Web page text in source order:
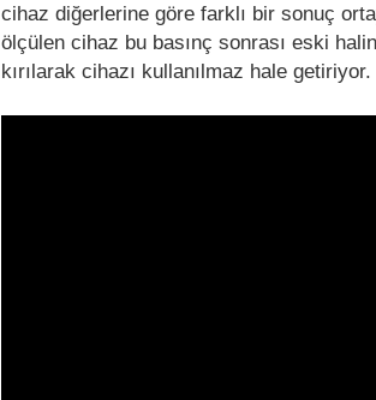
cihaz diğerlerine göre farklı bir sonuç
ölçülen cihaz bu basınç sonrası eski
kırılarak cihazı kullanılmaz hale getiriyor.